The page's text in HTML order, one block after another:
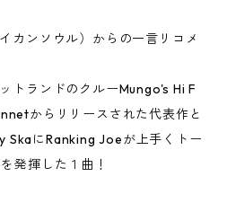
カンソウル）からの一言リコメ
トランドのクルーMungo's Hi F
からリリースされた代表作と
SkaにRanking Joeが上手くトー
発揮した１曲！